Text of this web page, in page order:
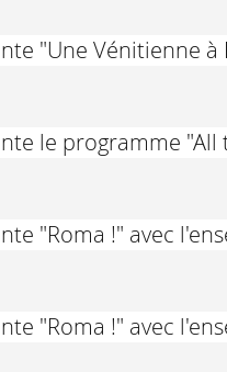
"Une Vénitienne à
le programme
"Roma !" avec
"Roma !" avec